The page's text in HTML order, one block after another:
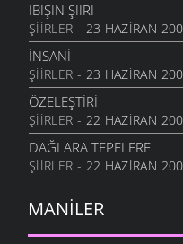
İBİŞİN ŞİİRİ
ŞIIRLER - 23 HAZIRAN
İNSANİ
ŞIIRLER - 23 HAZIRAN
ÖZELEŞTİRİ
ŞIIRLER - 22 HAZIRAN
DAĞLARA TEPELERE
ŞIIRLER - 22 HAZIRAN
MANILER